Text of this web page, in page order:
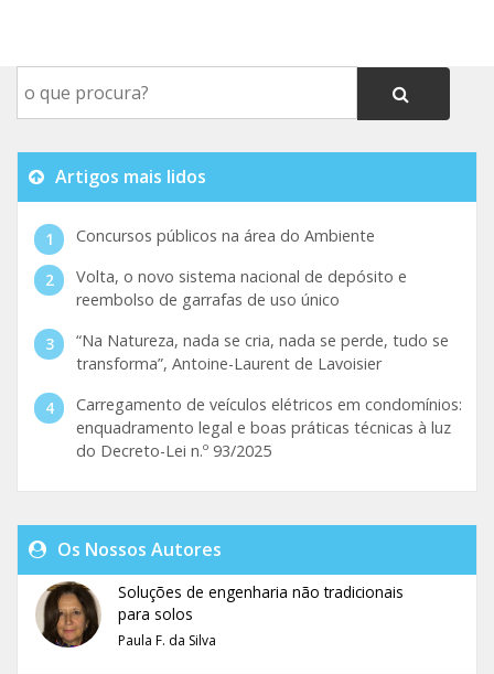
Artigos mais lidos
Concursos públicos na área do Ambiente
Volta, o novo sistema nacional de depósito e
reembolso de garrafas de uso único
“Na Natureza, nada se cria, nada se perde, tudo se
transforma”, Antoine-Laurent de Lavoisier
Carregamento de veículos elétricos em condomínios:
enquadramento legal e boas práticas técnicas à luz
do Decreto-Lei n.º 93/2025
Os Nossos Autores
Soluções de engenharia não tradicionais
para solos
Paula F. da Silva